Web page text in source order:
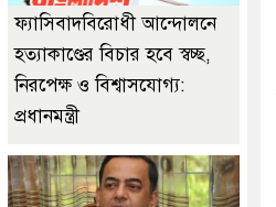
ফ্যাসিবাদবিরোধী আন্দোলনে
হত্যাকাণ্ডের বিচার হবে স্বচ্ছ,
নিরপেক্ষ ও বিশ্বাসযোগ্য:
প্রধানমন্ত্রী